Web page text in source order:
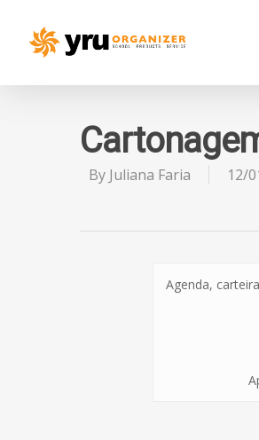
By Juliana Faria 12/
Agenda,